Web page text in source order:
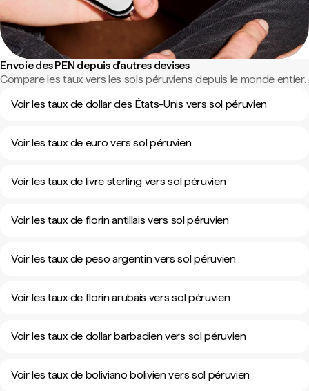
Envoie des PEN depuis d'autres devises
Compare les taux vers les sols péruviens depuis le monde entier.
Voir les taux de dollar des États-Unis vers sol péruvien
Voir les taux de euro vers sol péruvien
Voir les taux de livre sterling vers sol péruvien
Voir les taux de florin antillais vers sol péruvien
Voir les taux de peso argentin vers sol péruvien
Voir les taux de florin arubais vers sol péruvien
Voir les taux de dollar barbadien vers sol péruvien
Voir les taux de boliviano bolivien vers sol péruvien